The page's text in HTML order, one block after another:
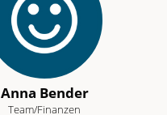
Anna Bender
Team/Finanzen